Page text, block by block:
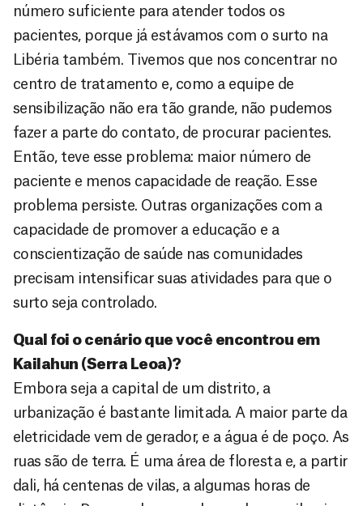
número suficiente para atender todos os
pacientes, porque já estávamos com o surto na
Libéria também. Tivemos que nos concentrar no
centro de tratamento e, como a equipe de
sensibilização não era tão grande, não pudemos
fazer a parte do contato, de procurar pacientes.
Então, teve esse problema: maior número de
paciente e menos capacidade de reação. Esse
problema persiste. Outras organizações com a
capacidade de promover a educação e a
conscientização de saúde nas comunidades
precisam intensificar suas atividades para que o
surto seja controlado.
Qual foi o cenário que você encontrou em
Kailahun (Serra Leoa)?
Embora seja a capital de um distrito, a
urbanização é bastante limitada. A maior parte da
eletricidade vem de gerador, e a água é de poço. As
ruas são de terra. É uma área de floresta e, a partir
dali, há centenas de vilas, a algumas horas de